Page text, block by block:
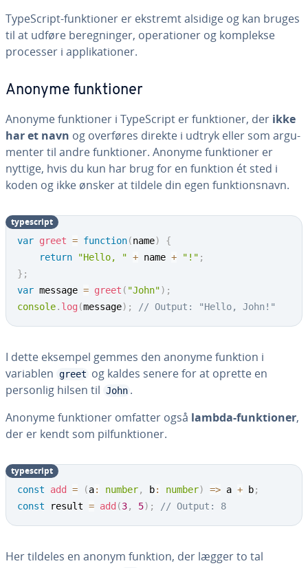
Ty­pe­Script-funk­tio­ner er ekstremt alsidige og kan bruges
til at udføre be­reg­nin­ger, ope­ra­tio­ner og komplekse
processer i ap­pli­ka­tio­ner.
Anonyme funk­tio­ner
Anonyme funk­tio­ner i Ty­pe­Script er funk­tio­ner, der ikke
har et navn og overføres direkte i udtryk eller som ar­gu­
men­ter til andre funk­tio­ner. Anonyme funk­tio­ner er
nyttige, hvis du kun har brug for en funktion ét sted i
koden og ikke ønsker at tildele din egen funk­tions­navn.
var greet = function(name)
{
return
"Hello, " + name + "!" ;
} ;
var message = greet ( "John") ;
console. log (message) ; // Output: "Hello, John!"
ty­pe­script
I dette eksempel gemmes den anonyme funktion i
variablen greet og kaldes senere for at oprette en
personlig hilsen til John .
Anonyme funk­tio­ner omfatter også lambda-funk­tio­ner,
der er kendt som pil­funk­tio­ner.
const add = (a: number, b: number) => a + b;
const result = add (3, 5) ; // Output: 8
ty­pe­script
Her tildeles en anonym funktion, der lægger to tal